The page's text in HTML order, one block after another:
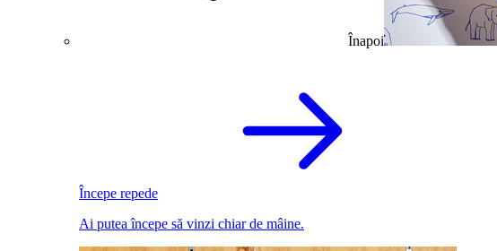
Înapoi
Începe repede
Ai putea începe să vinzi chiar de mâine.